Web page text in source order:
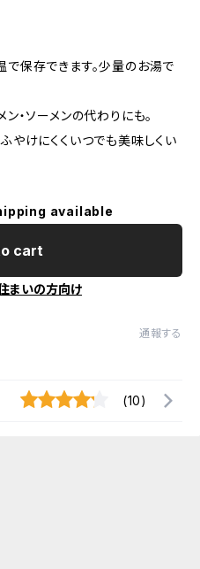
保存できます。少量のお湯で
・ソーメンの代わりにも。
やけにくくいつでも美味しくい
available
cart
まいの方向け
通報する
(10)